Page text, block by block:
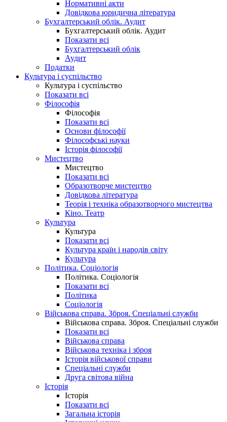
Нормативні акти
Довідкова юридична література
Бухгалтерський облік. Аудит
Бухгалтерський облік. Аудит
Показати всі
Бухгалтерський облік
Аудит
Податки
Культура і суспільство
Культура і суспільство
Показати всі
Філософія
Філософія
Показати всі
Основи філософії
Філософські науки
Історія філософії
Мистецтво
Мистецтво
Показати всі
Образотворче мистецтво
Довідкова література
Теорія і техніка образотворчого мистецтва
Кіно. Театр
Культура
Культура
Показати всі
Культура країн і народів світу
Культура
Політика. Соціологія
Політика. Соціологія
Показати всі
Політика
Соціологія
Військова справа. Зброя. Спеціальні служби
Військова справа. Зброя. Спеціальні служби
Показати всі
Військова справа
Військова техніка і зброя
Історія військової справи
Спеціальні служби
Друга світова війна
Історія
Історія
Показати всі
Загальна історія